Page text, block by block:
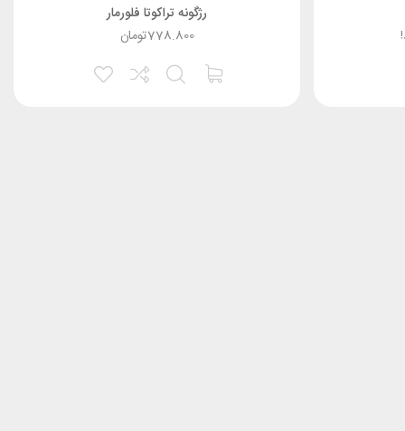
رژگونه تراکوتا فلورمار
تومان778.800